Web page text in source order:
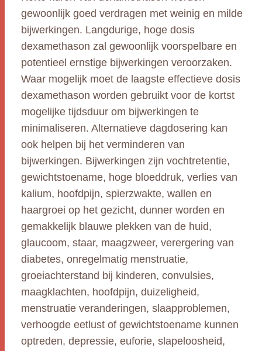
gewoonlijk goed verdragen met weinig en milde
bijwerkingen. Langdurige, hoge dosis
dexamethason zal gewoonlijk voorspelbare en
potentieel ernstige bijwerkingen veroorzaken.
Waar mogelijk moet de laagste effectieve dosis
dexamethason worden gebruikt voor de kortst
mogelijke tijdsduur om bijwerkingen te
minimaliseren. Alternatieve dagdosering kan
ook helpen bij het verminderen van
bijwerkingen. Bijwerkingen zijn vochtretentie,
gewichtstoename, hoge bloeddruk, verlies van
kalium, hoofdpijn, spierzwakte, wallen en
haargroei op het gezicht, dunner worden en
gemakkelijk blauwe plekken van de huid,
glaucoom, staar, maagzweer, verergering van
diabetes, onregelmatig menstruatie,
groeiachterstand bij kinderen, convulsies,
maagklachten, hoofdpijn, duizeligheid,
menstruatie veranderingen, slaapproblemen,
verhoogde eetlust of gewichtstoename kunnen
optreden, depressie, euforie, slapeloosheid,